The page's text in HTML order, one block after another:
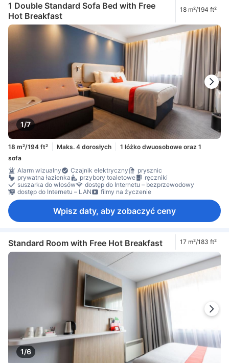
1 Double Standard Sofa Bed with Free
Hot Breakfast
18 m²/194 ft²
1/7
18 m²/194 ft² Maks. 4 dorosłych
1 łóżko dwuosobowe oraz 1
sofa
Alarm wizualny
Czajnik elektryczny
prysznic
prywatna łazienka
przybory toaletowe
ręczniki
suszarka do włosów
dostęp do Internetu – bezprzewodowy
dostęp do Internetu – LAN
filmy na życzenie
Wpisz daty, aby zobaczyć ceny
Standard Room with Free Hot Breakfast 17 m²/183 ft²
1/6